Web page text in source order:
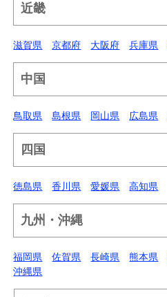
近畿
滋賀県 京都府 大阪府 兵庫県
中国
鳥取県 島根県 岡山県 広島県
四国
徳島県 香川県 愛媛県 高知県
九州・沖縄
福岡県 佐賀県 長崎県 熊本県
沖縄県